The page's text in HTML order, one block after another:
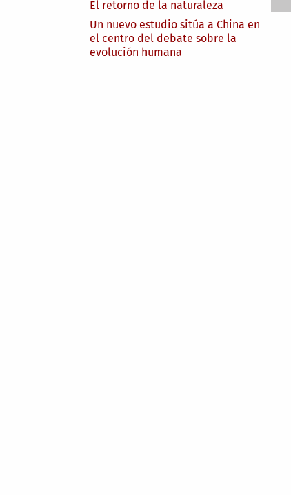
El retorno de la naturaleza
Un nuevo estudio sitúa a China en
el centro del debate sobre la
evolución humana